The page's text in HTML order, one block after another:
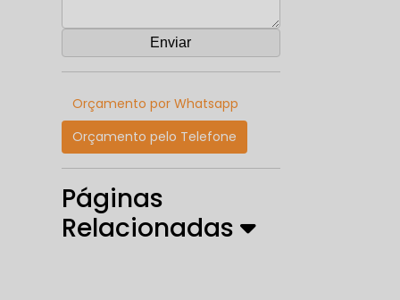
Orçamento por Whatsapp
Orçamento pelo Telefone
Páginas
Relacionadas